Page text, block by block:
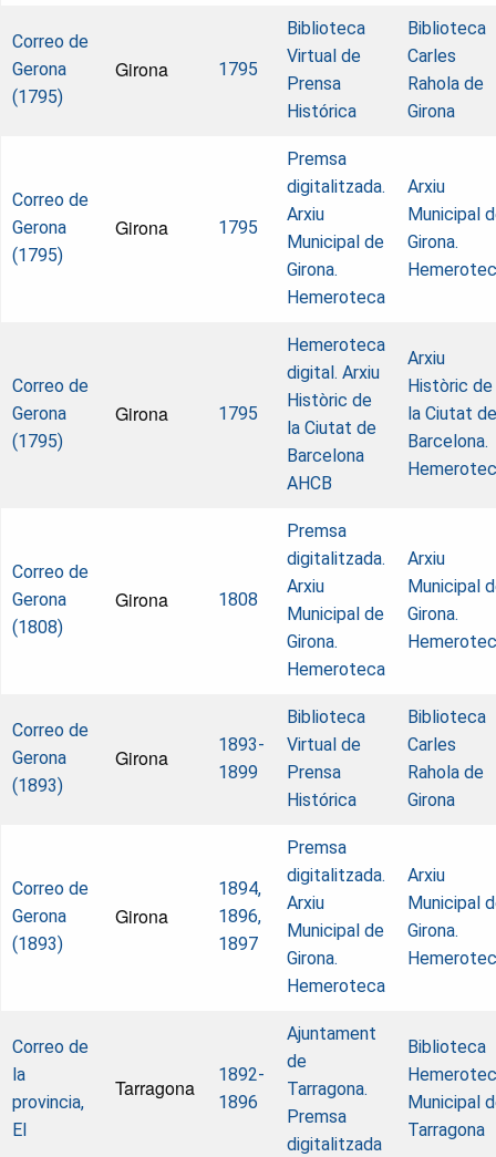
Correo de
Gerona
(1795)
Girona 1795
Biblioteca
Virtual de
Prensa
Histórica
Biblioteca
Carles
Rahola de
Girona
Correo de
Gerona
(1795)
Girona 1795
Premsa
digitalitzada.
Arxiu
Municipal de
Girona.
Hemeroteca
Arxiu
Municipal
Girona.
Correo de
Gerona
(1795)
Girona 1795
Hemeroteca
digital. Arxiu
Històric de
la Ciutat de
Barcelona
AHCB
Arxiu
Històric de
la Ciutat de
Barcelona.
Correo de
Gerona
(1808)
Girona 1808
Premsa
digitalitzada.
Arxiu
Municipal de
Girona.
Hemeroteca
Arxiu
Municipal
Girona.
Correo de
Gerona
(1893)
Girona
1893-
1899
Biblioteca
Virtual de
Prensa
Histórica
Biblioteca
Carles
Rahola de
Girona
Correo de
Gerona
(1893)
Girona
1894,
1896,
1897
Premsa
digitalitzada.
Arxiu
Municipal de
Girona.
Hemeroteca
Arxiu
Municipal
Girona.
Correo de
la
provincia,
El
Tarragona
1892-
1896
Ajuntament
de
Tarragona.
Premsa
digitalitzada
Biblioteca
Municipal
Tarragona